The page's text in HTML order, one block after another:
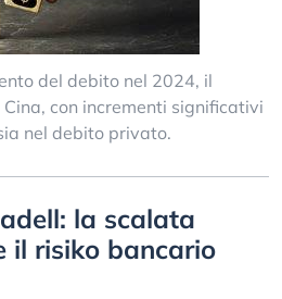
del debito nel 2024, il
con incrementi significativi
nel debito privato.
la scalata
il risiko bancario